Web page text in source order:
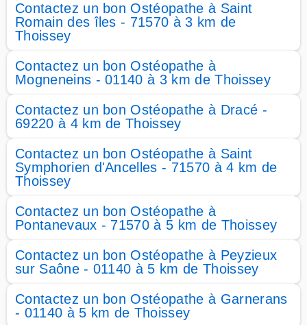
Contactez un bon Ostéopathe à Saint
Romain des îles - 71570 à 3 km de
Thoissey
Contactez un bon Ostéopathe à
Mogneneins - 01140 à 3 km de Thoissey
Contactez un bon Ostéopathe à Dracé -
69220 à 4 km de Thoissey
Contactez un bon Ostéopathe à Saint
Symphorien d'Ancelles - 71570 à 4 km de
Thoissey
Contactez un bon Ostéopathe à
Pontanevaux - 71570 à 5 km de Thoissey
Contactez un bon Ostéopathe à Peyzieux
sur Saône - 01140 à 5 km de Thoissey
Contactez un bon Ostéopathe à Garnerans
- 01140 à 5 km de Thoissey